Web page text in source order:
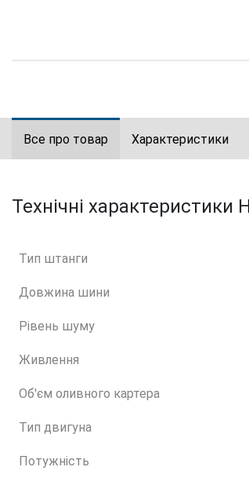
Все про товар Характеристики
Технічні характеристики
Тип штанги
Довжина шини
Рівень шуму
Живлення
Об'єм оливного картера
Тип двигуна
Потужність